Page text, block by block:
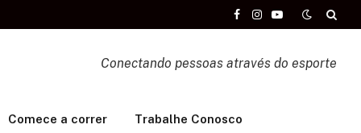
Facebook
Instagram
YouTube
Conectando pessoas através do esporte
Comece a correr Trabalhe Conosco